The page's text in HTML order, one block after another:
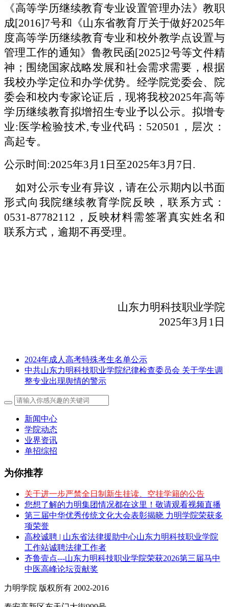
《高等学历继续教育专业设置管理办法》教职
成[2016]7号和《山东省教育厅关于做好2025年
度高等学历继续教育专业和校外教学点设置与
管理工作的通知》鲁教民函[2025]2号等文件精
神；围绕国家战略发展和社会需求需要，根据
我校办学定位和办学优势。经学院党委会、院
委会和校内专家论证后，现将我校2025年高等
学历继续教育拟增招生专业予以公示。拟增专
业:医学检验技术,专业代码：520501，层次：
高起专。
公示时间:2025年3月 1 日至2025年3月 7 日 .
如对公示专业有异议，请在公示期内以书面
形式向我院继续教育学院反映，联系方式：
0531-87782112，反映材料需签署真实姓名和
联系方式，逾期不再受理。
山东力明科技职业学院
2025年3月 1 日
2024年成人高考特殊考生名单公示
中共山东力明科技职业学院纪律检查委员会 关于学生调
整专业出现舆情的警示
新闻中心
学院动态
业界资讯
单招综招
为你推荐
关于进一步严禁全日制新生挂读、空挂学籍的公告
您想了解的力明集团情况都在这里！敬请观看视频直播
第三届中华优秀传统文化大会表彰揭晓 力明学院荣获多
项荣誉
高校诚聘 | 山东省法律援助中心山东力明科技职业学院
工作站诚聘法律工作者
齐鲁壹点---山东力明科技职业学院荣获2026第三届马中
中医高峰论坛贡献奖
力明学院 版权所有 2002-2016